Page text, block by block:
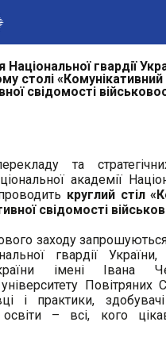
гвардії
столі
свідомості
та
академії
круглий стіл
свідомості
заходу
гвардії
імені Івана
Повітряних
і практики,
– всі, кого
України
влади